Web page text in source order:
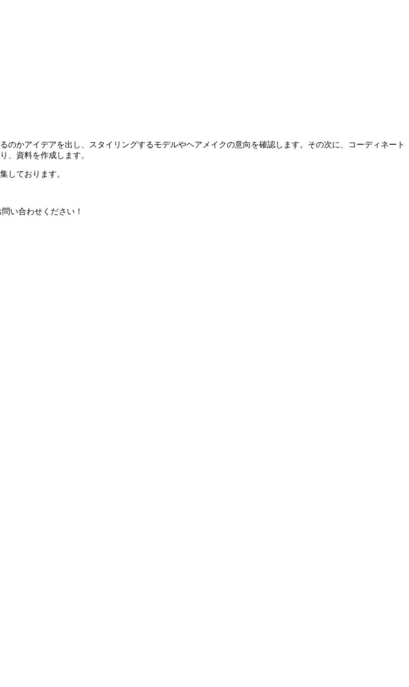
かアイデアを出し、スタイリングするモデルやヘアメイクの意向を確認します。その次に、コーディネート
、資料を作成します。
しております。
い合わせください！